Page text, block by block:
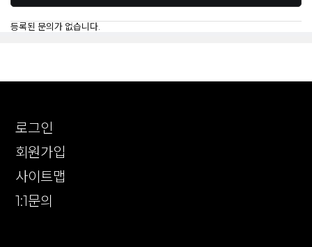
등록된 문의가 없습니다.
로그인
회원가입
사이트맵
1:1문의